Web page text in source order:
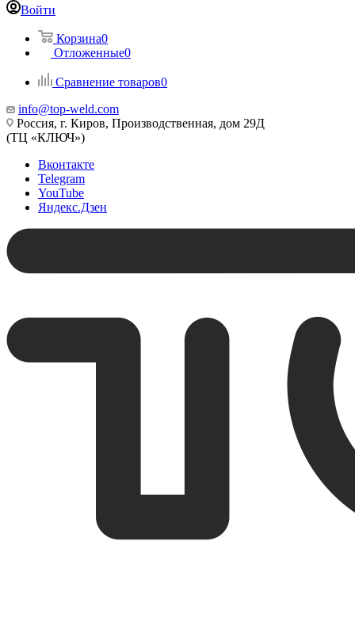
Войти
Корзина0
Отложенные0
Сравнение товаров0
info@top-weld.com
Россия, г. Киров, Производственная, дом 29Д
(ТЦ «КЛЮЧ»)
Вконтакте
Telegram
YouTube
Яндекс.Дзен